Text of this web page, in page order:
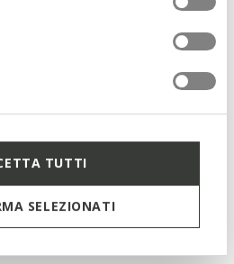
nostra
TUTTI
SELEZIONATI
L: 25 cm, W: 8 cm
pockets